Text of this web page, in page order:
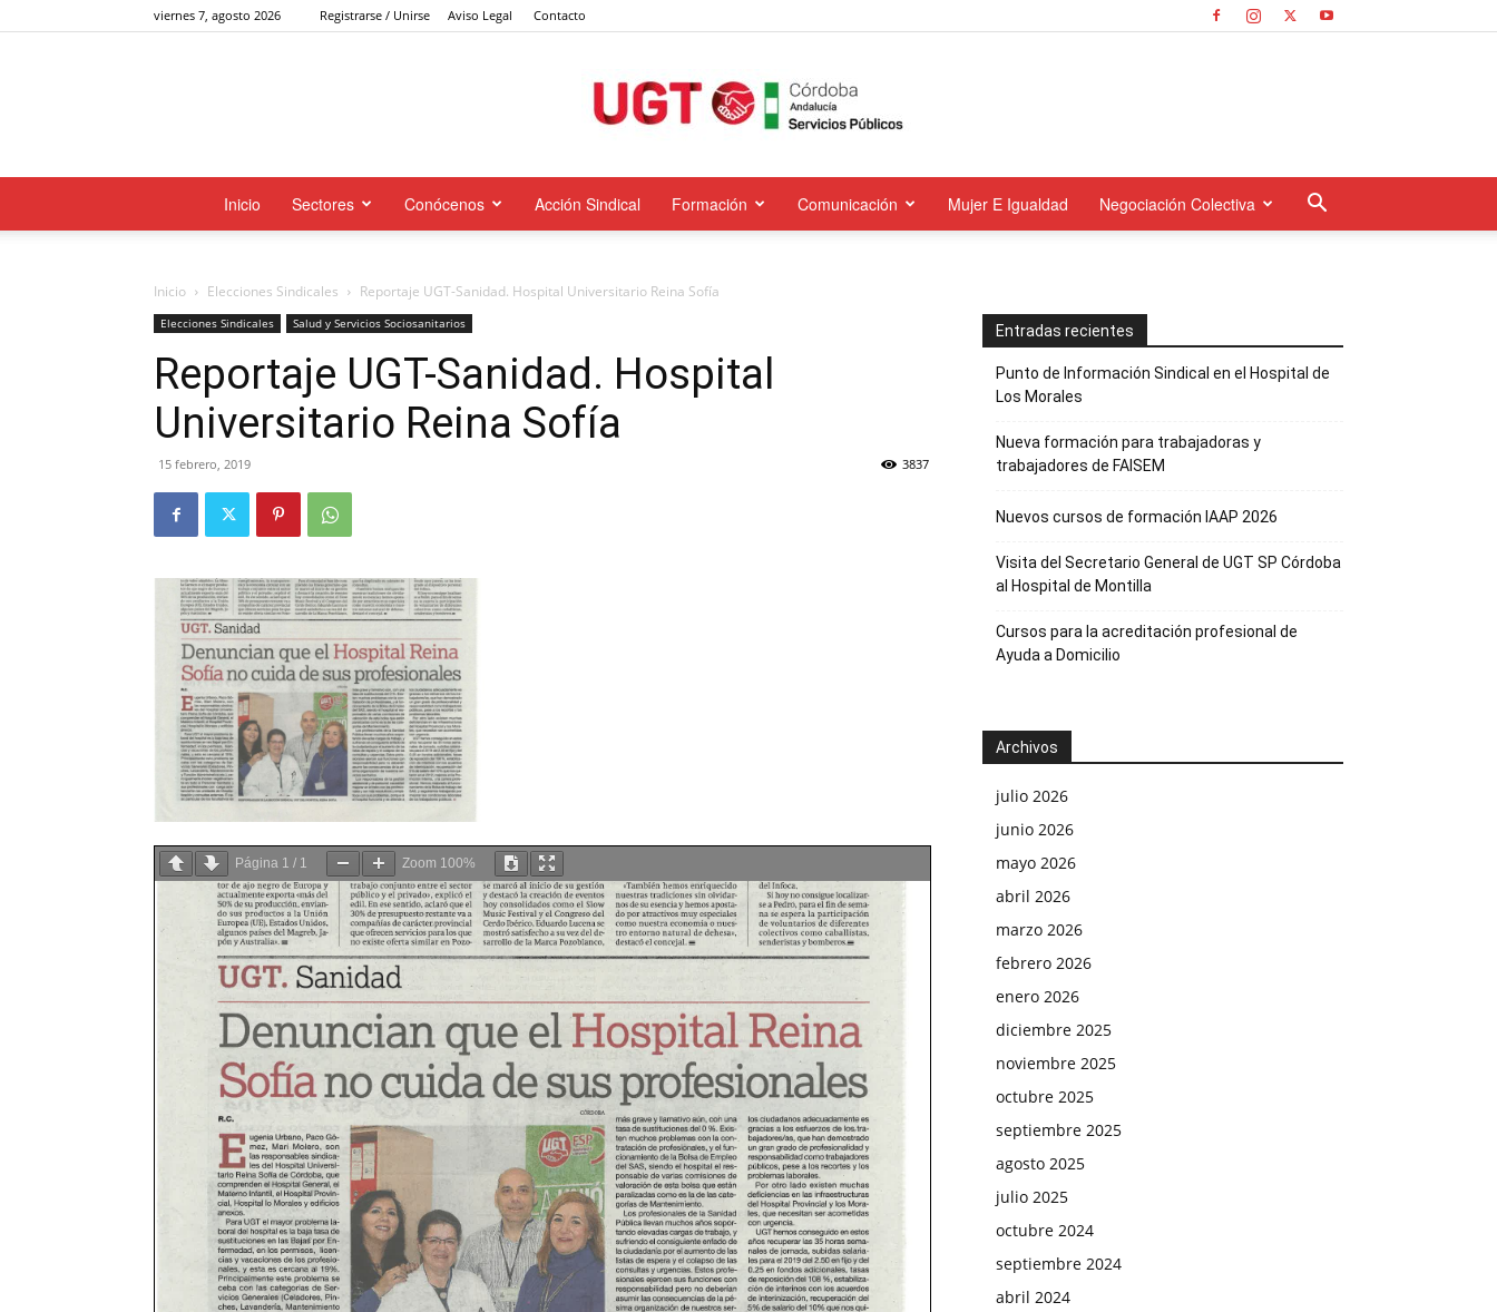
viernes 7, agosto 2026 Registrarse / Unirse Aviso Legal Contacto
Servicios
Inicio Sectores Conócenos Acción Sindical Formación Comunicación Mujer E Igualdad Negociación Colectiva
Inicio Elecciones Sindicales Reportaje UGT-Sanidad. Hospital Universitario Reina Sofía
Elecciones Sindicales Salud y Servicios Sociosanitarios
Reportaje UGT-Sanidad. Hospital
Universitario Reina Sofía
15 febrero, 2019 3837
Página 1 / 1 Zoom 100%
Entradas recientes
Punto de Información Sindical en el Hospital de
Los Morales
Nueva formación para trabajadoras y
trabajadores de FAISEM
Nuevos cursos de formación IAAP 2026
Visita del Secretario General de UGT SP Córdoba
al Hospital de Montilla
Cursos para la acreditación profesional de
Ayuda a Domicilio
Archivos
julio 2026
junio 2026
mayo 2026
abril 2026
marzo 2026
febrero 2026
enero 2026
diciembre 2025
noviembre 2025
octubre 2025
septiembre 2025
agosto 2025
julio 2025
octubre 2024
septiembre 2024
abril 2024